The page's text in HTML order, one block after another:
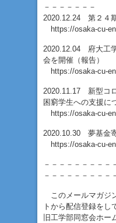
－－－－－－－
2020.12.24 第２
https://osaka-cu-
2020.12.04 府大工
会を開催（報告）
https://osaka-cu-
2020.11.17 新型コ
困窮学生への支援に
https://osaka-cu-
2020.10.30 夢基金
https://osaka-cu-
－－－－－－－－－
－－－－－－－－－
このメールマガジ
トから配信登録をし
旧工学部同窓会ホー